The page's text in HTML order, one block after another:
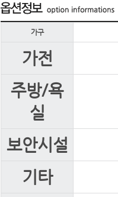
가구
가전
주방/욕
실
보안시설
기타